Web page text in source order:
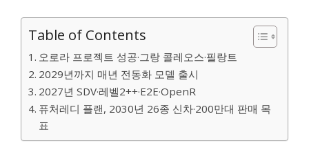
Table of Contents
오로라 프로젝트 성공·그랑 콜레오스·필랑트
2029년까지 매년 전동화 모델 출시
2027년 SDV·레벨2++·E2E·OpenR
퓨처레디 플랜, 2030년 26종 신차·200만대 판매 목
표